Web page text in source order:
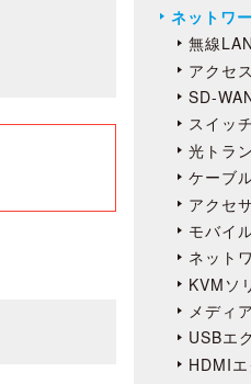
ネットワ
無線
アクセ
SD-
スイッチ
光トラ
ケーブ
アクセ
モバイ
ネット
KVMソ
メディ
USBエ
HDMI